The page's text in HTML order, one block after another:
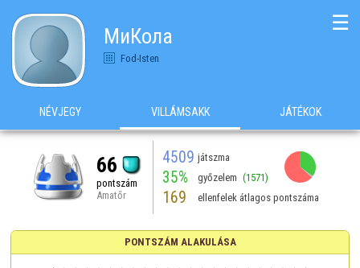
МиКола
Fod-Isten
☰
NÉVJEGY VILLÁMSAKK JÁTÉKOK
66
pontszám
Amatőr
4509 játszma
35% győzelem (1571)
169 ellenfelek átlagos pontszáma
PONTSZÁM ALAKULÁSA